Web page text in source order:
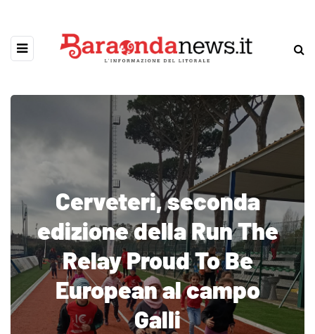
Cerveteri, seconda
edizione della Run The
Relay Proud To Be
European al campo
Galli